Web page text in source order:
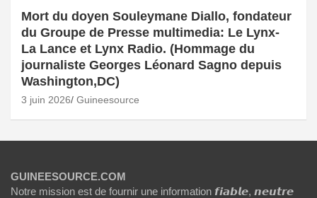
Mort du doyen Souleymane Diallo, fondateur
du Groupe de Presse multimedia: Le Lynx-
La Lance et Lynx Radio. (Hommage du
journaliste Georges Léonard Sagno depuis
Washington,DC)
3 juin 2026 Guineesource
GUINEESOURCE.COM
Notre mission est de fournir une information 𝙛𝙞𝙖𝙗𝙡𝙚, 𝙣𝙚𝙪𝙩𝙧𝙚